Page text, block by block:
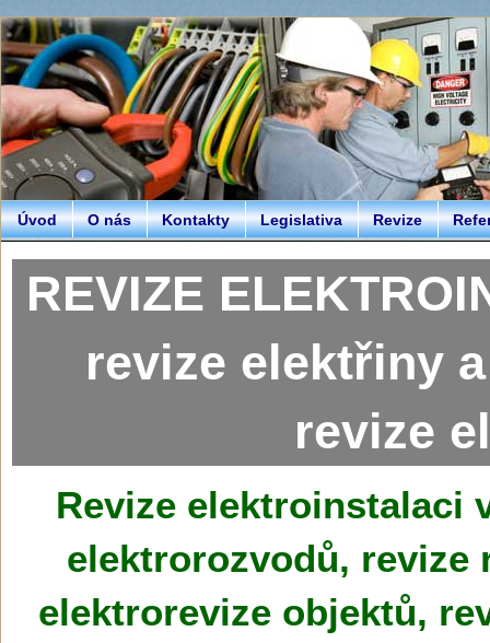
Úvod O nás Kontakty Legislativa Revize
REVIZE
revize elektřiny
revize
Revize elektroinstalaci
elektrorozvodů,
elektrorevize objektů,